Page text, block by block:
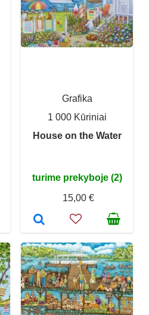
Grafika
1 000 Kūriniai
House on the Water
turime prekyboje (2)
15,00 €